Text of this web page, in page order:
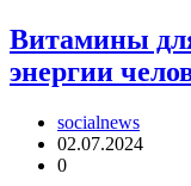
Витамины
энергии
socialnews
02.07.2024
0